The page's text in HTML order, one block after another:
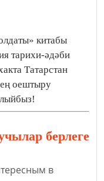
китабы
тарихи-әдәби
Татарстан
оештыру
берлеге
в